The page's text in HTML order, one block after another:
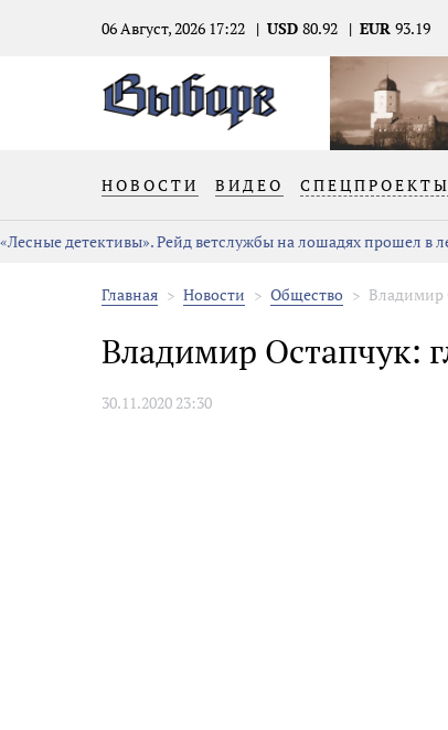
06 Август, 2026 17:22 USD 80.92 EUR 93.19
НОВОСТИ ВИДЕО СПЕЦПРОЕКТЫ
«Лесные детективы». Рейд ветслужбы на лошадях прошел в
Главная Новости Общество Владимир
Владимир Остапчук:
30.11.2020 23:30